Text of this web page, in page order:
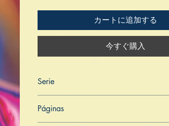
カートに追加する
今すぐ購入
Serie
Páginas